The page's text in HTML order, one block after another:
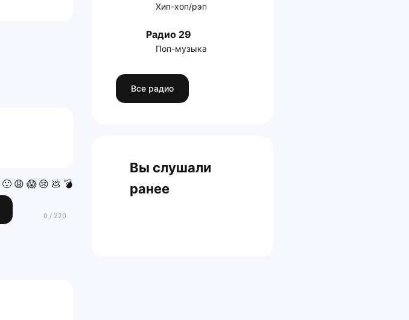
🙁 😩 😱 😢 💩 💣
Хип-хоп/рэп
Радио 29
Поп-музыка
Все радио
Вы слушали
ранее